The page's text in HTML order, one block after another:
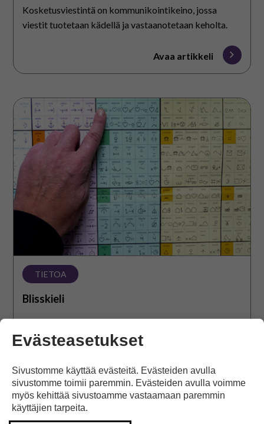
Kosketusviestintä on kommunikointikeino, jossa
viestit tuotetaan kädellä ja vastaanotetaan keholta.
Avaa artikkeli
Blisskieli
TIETOA
Blisskieli
Tietoa blisskielestä ja materiaaleja bliss-symboleilla.
Selkokieli
Evästeasetukset
Sivustomme käyttää evästeitä. Evästeiden avulla
sivustomme toimii paremmin. Evästeiden avulla voimme
myös kehittää sivustoamme vastaamaan paremmin
käyttäjien tarpeita.